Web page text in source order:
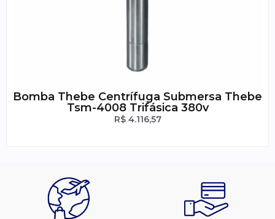
Bomba Thebe Centrífuga Submersa Thebe
Tsm-4008 Trifásica 380v
R$4.116,57